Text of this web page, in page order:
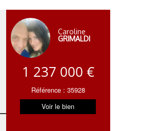
Caroline
GRIMALDI
1 237 000 €
Référence : 35928
Voir le bien